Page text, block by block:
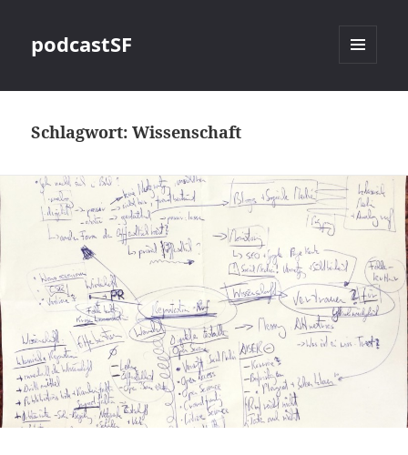
podcastSF
Schlagwort:Wissenschaft